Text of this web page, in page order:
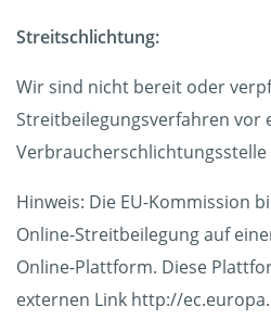
Streitschlichtung:
Wir sind nicht bereit oder
Streitbeilegungsverfahren vor
Hinweis: Die EU-Kommission
Online-Streitbeilegung auf
Online-Plattform. Diese
externen Link http://